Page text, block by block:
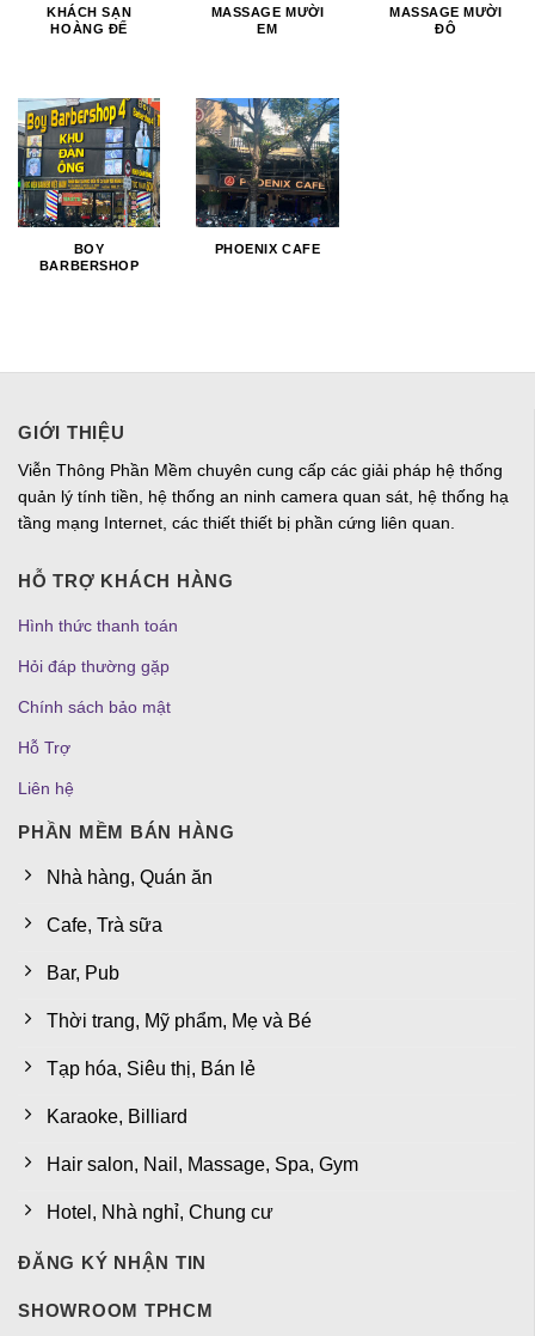
KHÁCH SẠN
HOÀNG ĐẾ
MASSAGE MƯỜI
EM
MASSAGE MƯỜI
ĐÔ
BOY
BARBERSHOP
PHOENIX CAFE
GIỚI THIỆU
Viễn Thông Phần Mềm chuyên cung cấp các giải pháp hệ thống
quản lý tính tiền, hệ thống an ninh camera quan sát, hệ thống hạ
tầng mạng Internet, các thiết thiết bị phần cứng liên quan.
HỖ TRỢ KHÁCH HÀNG
Hình thức thanh toán
Hỏi đáp thường gặp
Chính sách bảo mật
Hỗ Trợ
Liên hệ
PHẦN MỀM BÁN HÀNG
Nhà hàng, Quán ăn
Cafe, Trà sữa
Bar, Pub
Thời trang, Mỹ phẩm, Mẹ và Bé
Tạp hóa, Siêu thị, Bán lẻ
Karaoke, Billiard
Hair salon, Nail, Massage, Spa, Gym
Hotel, Nhà nghỉ, Chung cư
ĐĂNG KÝ NHẬN TIN
SHOWROOM TPHCM